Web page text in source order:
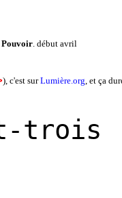
Pouvoir. début avril
), c'est surLumière.org , et ça
trois